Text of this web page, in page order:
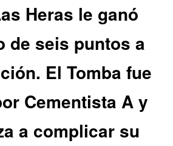
Heras le ganó
de seis puntos a
El Tomba fue
Cementista A y
a complicar su